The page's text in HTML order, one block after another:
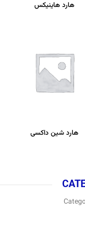
هارد هاینیکس
هارد شین داکسی